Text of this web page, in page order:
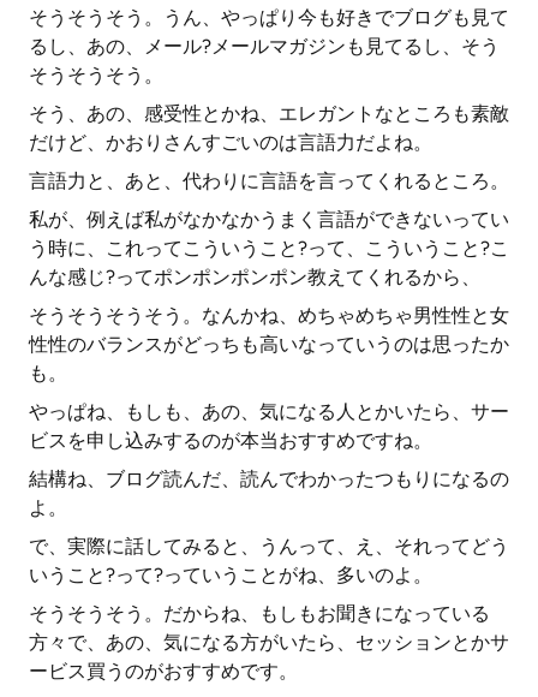
そうそうそう。うん、やっぱり今も好きでブログも見て
るし、あの、メール?メールマガジンも見てるし、そう
そうそうそう。
そう、あの、感受性とかね、エレガントなところも素敵
だけど、かおりさんすごいのは言語力だよね。
言語力と、あと、代わりに言語を言ってくれるところ。
私が、例えば私がなかなかうまく言語ができないってい
う時に、これってこういうこと?って、こういうこと?こ
んな感じ?ってポンポンポンポン教えてくれるから、
そうそうそうそう。なんかね、めちゃめちゃ男性性と女
性性のバランスがどっちも高いなっていうのは思ったか
も。
やっぱね、もしも、あの、気になる人とかいたら、サー
ビスを申し込みするのが本当おすすめですね。
結構ね、ブログ読んだ、読んでわかったつもりになるの
よ。
で、実際に話してみると、うんって、え、それってどう
いうこと?って?っていうことがね、多いのよ。
そうそうそう。だからね、もしもお聞きになっている
方々で、あの、気になる方がいたら、セッションとかサ
ービス買うのがおすすめです。